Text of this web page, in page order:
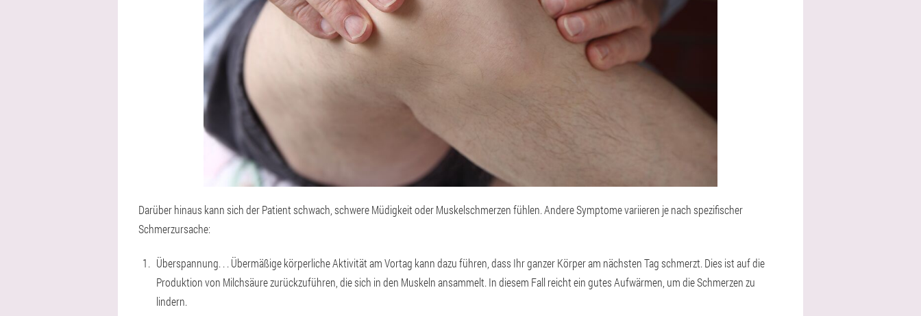
Darüber hinaus kann sich der Patient schwach, schwere Müdigkeit oder Muskelschmerzen fühlen. Andere Symptome variieren je nach spezifischer
Schmerzursache:
Überspannung. . . Übermäßige körperliche Aktivität am Vortag kann dazu führen, dass Ihr ganzer Körper am nächsten Tag schmerzt. Dies ist auf die
Produktion von Milchsäure zurückzuführen, die sich in den Muskeln ansammelt. In diesem Fall reicht ein gutes Aufwärmen, um die Schmerzen zu
lindern.